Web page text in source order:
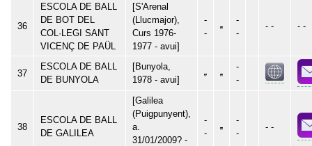
36
ESCOLA DE BALL
DE BOT DEL
COL·LEGI SANT
VICENÇ DE PAÜL
[S'Arenal
(Llucmajor),
Curs 1976-
1977 - avui]
-
-
-
-
- - - -
37
ESCOLA DE BALL
DE BUNYOLA
[Bunyola,
1978 - avui]
-
-
38
ESCOLA DE BALL
DE GALILEA
[Galilea
(Puigpunyent),
a.
31/01/2009? -
-
-
-
-
- -